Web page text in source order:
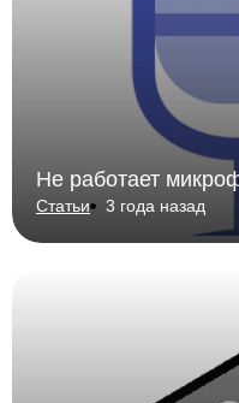
Не работает
Статьи 3 года назад